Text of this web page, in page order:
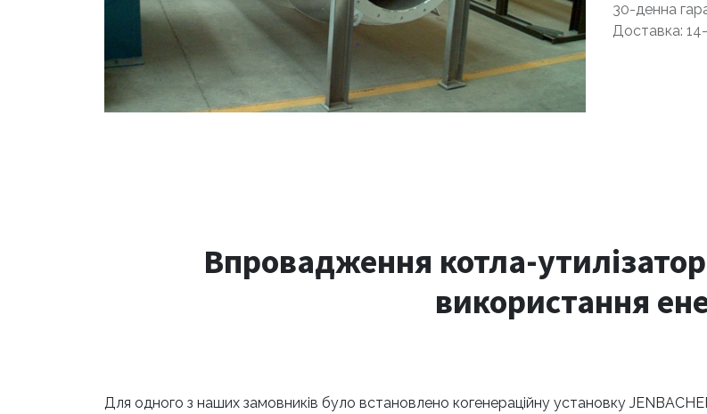
30-денна
Доставка:
Впровадження котла-
використання
Для одного з наших замовників було встановлено когенераційну установку